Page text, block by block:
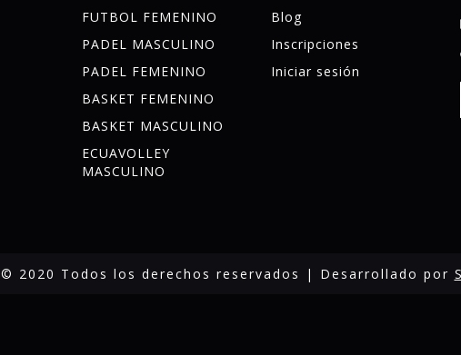
FUTBOL FEMENINO
PADEL MASCULINO
PADEL FEMENINO
BASKET FEMENINO
BASKET MASCULINO
ECUAVOLLEY
MASCULINO
Blog
Inscripciones
Iniciar sesión
© 2020 Todos los derechos reservados | Desarrollado por